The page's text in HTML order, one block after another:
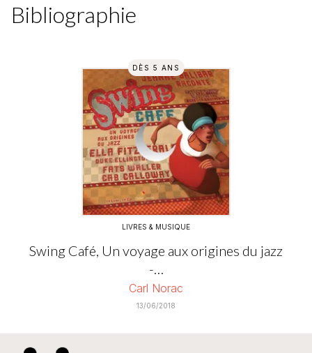
Bibliographie
DÈS 5 ANS
LIVRES & MUSIQUE
Swing Café, Un voyage aux origines du jazz
-…
Carl Norac
13/06/2018